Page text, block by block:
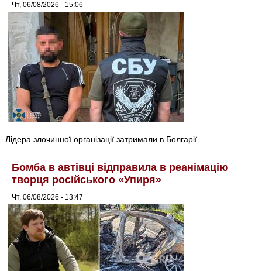
Чт, 06/08/2026 - 15:06
Лідера злочинної організації затримали в Болгарії.
Бомба в автівці відправила в реанімацію
творця російського «Упиря»
Чт, 06/08/2026 - 13:47